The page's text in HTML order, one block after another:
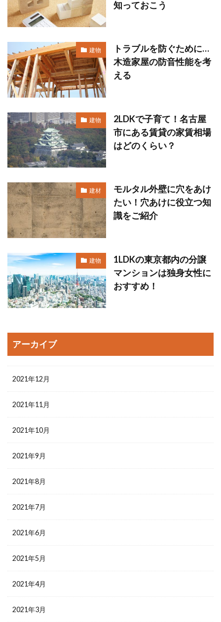
知っておこう
建物
トラブルを防ぐために…
木造家屋の防音性能を考
える
建物
2LDKで子育て！名古屋
市にある賃貸の家賃相場
はどのくらい？
建材
モルタル外壁に穴をあけ
たい！穴あけに役立つ知
識をご紹介
建物
1LDKの東京都内の分譲
マンションは独身女性に
おすすめ！
アーカイブ
2021年12月
2021年11月
2021年10月
2021年9月
2021年8月
2021年7月
2021年6月
2021年5月
2021年4月
2021年3月